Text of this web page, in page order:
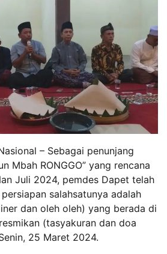
– Sebagai penunjang
Mbah RONGGO” yang rencana
Juli 2024, pemdes Dapet telah
salahsatunya adalah
dan oleh oleh) yang berada di
(tasyakuran dan doa
25 Maret 2024.